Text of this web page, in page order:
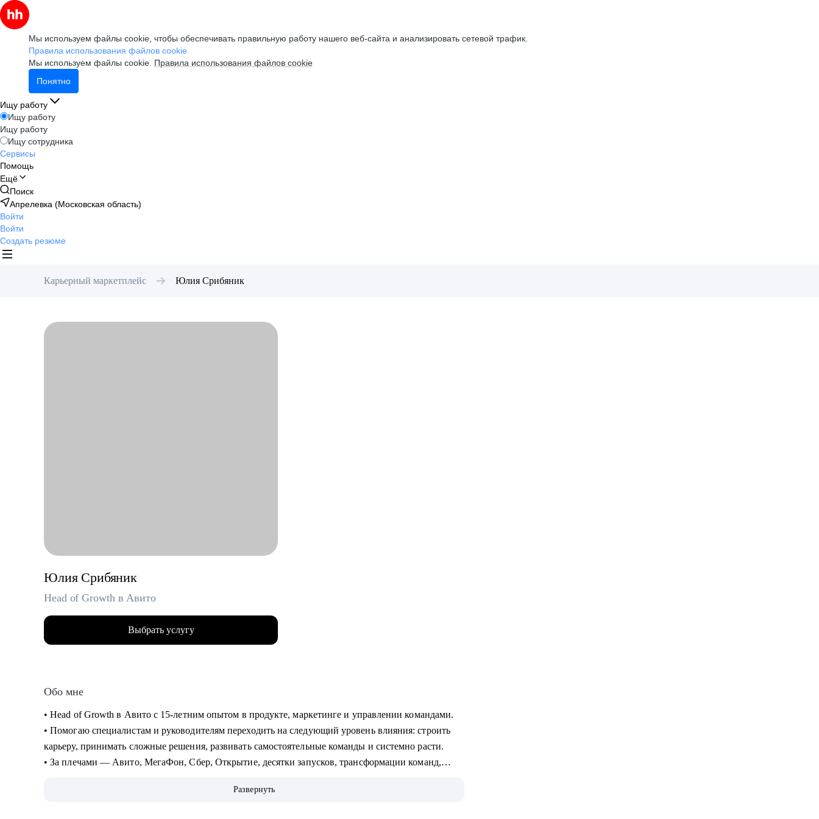
Мы используем файлы cookie, чтобы обеспечивать правильную работу нашего веб-сайта и анализировать сетевой трафик.
Правила использования файлов cookie
Мы используем файлы cookie. Правила использования файлов cookie
Понятно
Ищу работу
Ищу работу
Ищу работу
Ищу сотрудника
Сервисы
Помощь
Ещё
Поиск
Апрелевка (Московская область)
Войти
Войти
Создать резюме
Карьерный маркетплейс Юлия Срибяник
Юлия Срибяник
Head of Growth в Авито
Выбрать услугу
Обо мне
• Head of Growth в Авито с 15-летним опытом в продукте, маркетинге и управлении командами.
• Помогаю специалистам и руководителям переходить на следующий уровень влияния: строить
карьеру, принимать сложные решения, развивать самостоятельные команды и системно расти.
• За плечами — Авито, МегаФон, Сбер, Открытие, десятки запусков, трансформации команд,
Развернуть